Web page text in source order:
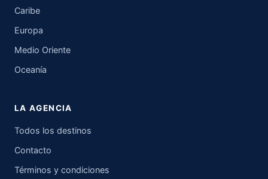
Caribe
Europa
Medio Oriente
Oceanía
LA AGENCIA
Todos los destinos
Contacto
Términos y condiciones